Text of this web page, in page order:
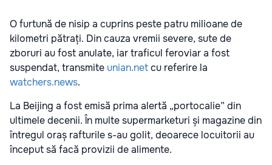
O furtună de nisip a cuprins peste patru milioane de
kilometri pătrați. Din cauza vremii severe, sute de
zboruri au fost anulate, iar traficul feroviar a fost
suspendat, transmite unian.netcu referire la
watchers.news.
La Beijing a fost emisă prima alertă „portocalie” din
ultimele decenii. În multe supermarketuri și magazine din
întregul oraș rafturile s-au golit, deoarece locuitorii au
început să facă provizii de alimente.